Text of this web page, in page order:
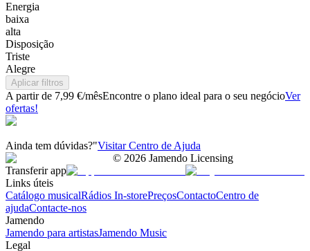
Energia
baixa
alta
Disposição
Triste
Alegre
Aplicar filtros
A partir de 7,99 €/mêsEncontre o plano ideal para o seu negócioVer
ofertas!
Ainda tem dúvidas?"Visitar Centro de Ajuda
© 2026 Jamendo Licensing
Transferir app
Links úteis
Catálogo musicalRádios In-storePreçosContactoCentro de
ajudaContacte-nos
Jamendo
Jamendo para artistasJamendo Music
Legal